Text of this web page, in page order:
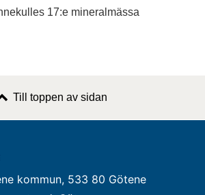
17:e mineralmässa
Till toppen av sidan
kommun, 533 80 Götene